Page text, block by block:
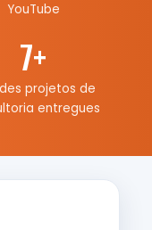
YouTube
7+
projetos de
entregues